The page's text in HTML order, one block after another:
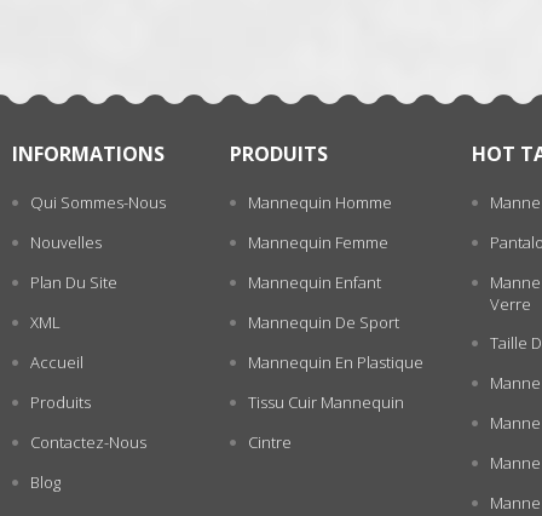
INFORMATIONS
Qui Sommes-Nous
Nouvelles
Plan Du Site
XML
Accueil
Produits
Contactez-Nous
Blog
PRODUITS
Mannequin Homme
Mannequin Femme
Mannequin Enfant
Mannequin De Sport
Mannequin En Plastique
Tissu Cuir Mannequin
Cintre
HOT
Verre
Taille